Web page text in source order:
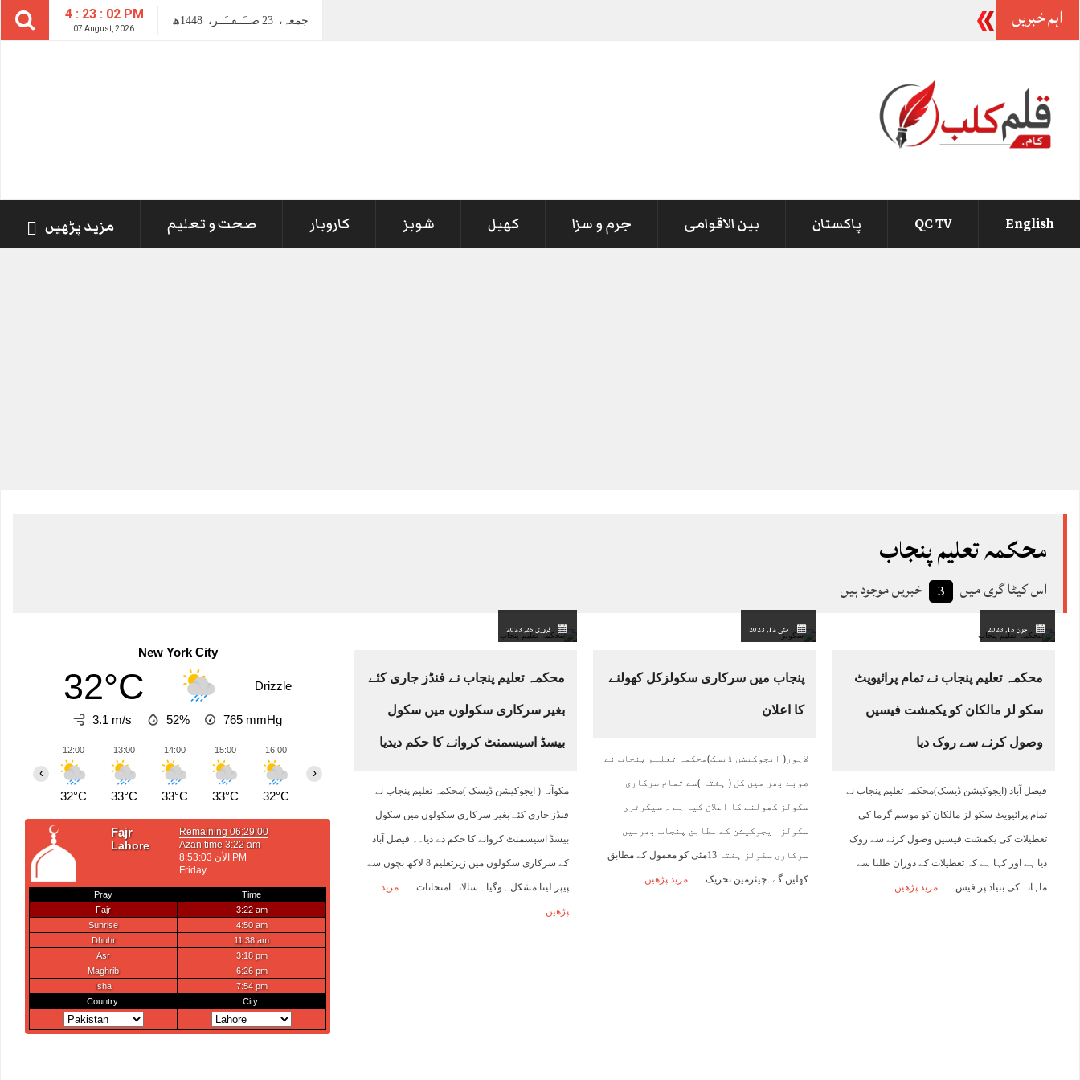
4 : 23 : 03 PM
07 August, 2026
جمعہ، 23 صــَــفــَــر، 1448ھ اہم خبریں
English
QC TV پاکستان بین الاقوامی جرم و سزا کھیل شوبز کاروبار صحت و تعلیم مزید پڑھیں
محکمہ تعلیم پنجاب
اس کیٹا گری میں 3 خبریں موجود ہیں
New York City
32°C Drizzle
3.1 m/s 52% 765 mmHg
12:00
32°C
13:00
33°C
14:00
33°C
15:00
33°C
16:00
32°C
18:00
28°C
19:00
26°C
20:00
26°C
21:00
26°C 26°C 24°C
05:00
24°C
06:00
24°C
07:00
24°C
‹ ›
جون 15, 2023
محکمہ تعلیم پنجاب نے تمام پرائیویٹ
سکو لز مالکان کو یکمشت فیسیں
وصول کرنے سے روک دیا
فیصل آباد (ایجوکیشن ڈیسک)محکمہ تعلیم پنجاب نے
تمام پرائیویٹ سکو لز مالکان کو موسم گرما کی
تعطیلات کی یکمشت فیسیں وصول کرنے سے روک
دیا ہے اور کہا ہے کہ تعطیلات کے دوران طلبا سے
ماہانہ کی بنیاد پر فیس مزید پڑھیں
مئی 12, 2023
پنجاب میں سرکاری سکولزکل کھولنے
کا اعلان
لاہور( ایجوکیشن ڈیسک)محکمہ تعلیم پنجاب نے
صوبے بھر میں کل ( ہفتہ )سے تمام سرکاری
سکولز کھولنے کا اعلان کیا ہے ۔ سیکرٹری
سکولز ایجوکیشن کے مطابق پنجاب بھرمیں
سرکاری سکولز ہفتہ 13مئی کو معمول کے مطابق
کھلیں گے۔چیئرمین تحریک مزید پڑھیں
فروری 25, 2023
محکمہ تعلیم پنجاب نے فنڈز جاری کئے
بغیر سرکاری سکولوں میں سکول
بیسڈ اسیسمنٹ کروانے کا حکم دیدیا
مکوآنہ ( ایجوکیشن ڈیسک )محکمہ تعلیم پنجاب نے
فنڈز جاری کئے بغیر سرکاری سکولوں میں سکول
بیسڈ اسیسمنٹ کروانے کا حکم دے دیا۔۔ فیصل آباد
کے سرکاری سکولوں میں زیرتعلیم 8 لاکھ بچوں سے
پیپر لینا مشکل ہوگیا۔ سالانہ امتحانات مزید
پڑھیں